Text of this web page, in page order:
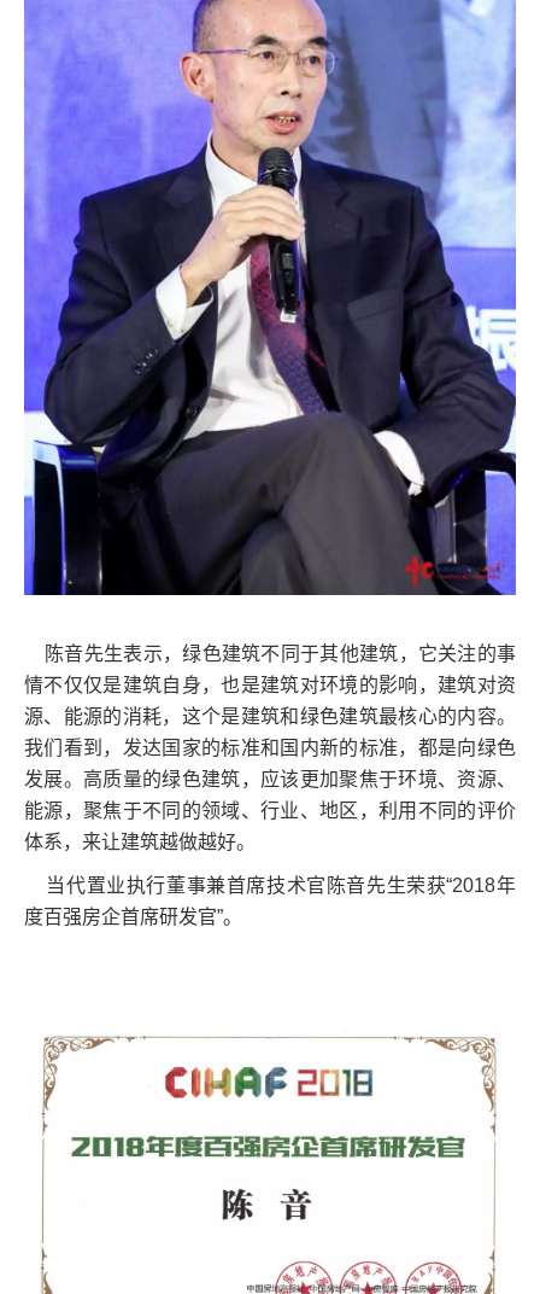
陈音先生表示，绿色建筑不同于其他建筑，它关注的事
情不仅仅是建筑自身，也是建筑对环境的影响，建筑对资
源、能源的消耗，这个是建筑和绿色建筑最核心的内容。
我们看到，发达国家的标准和国内新的标准，都是向绿色
发展。高质量的绿色建筑，应该更加聚焦于环境、资源、
能源，聚焦于不同的领域、行业、地区，利用不同的评价
体系，来让建筑越做越好。
当代置业执行董事兼首席技术官陈音先生荣获“2018年
度百强房企首席研发官”。